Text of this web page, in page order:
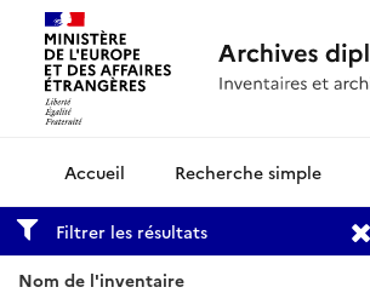
Archives diplomatiquesRecherche simple
Filtrer les résultats
Nom de l'inventaire